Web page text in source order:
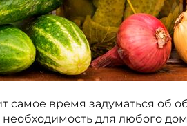
самое время задуматься об
для любого